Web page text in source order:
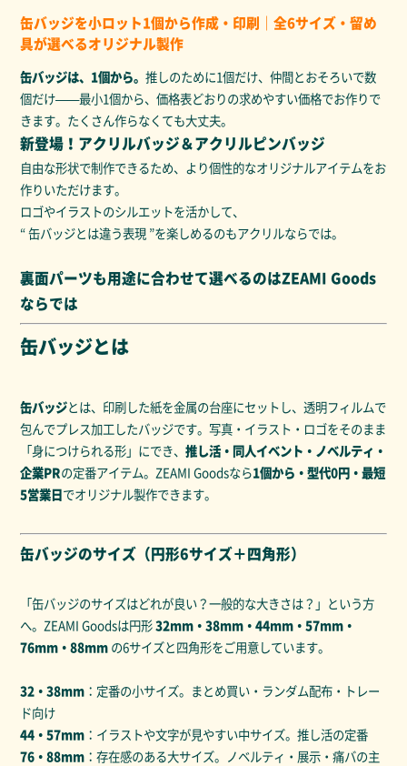
缶バッジを小ロット1個から作成・印刷｜全6サイズ・留め
具が選べるオリジナル製作
缶バッジは、1個から。推しのために1個だけ、仲間とおそろいで数
個だけ——最小1個から、価格表どおりの求めやすい価格でお作りで
きます。たくさん作らなくても大丈夫。
新登場！アクリルバッジ＆アクリルピンバッジ
自由な形状で制作できるため、より個性的なオリジナルアイテムをお
作りいただけます。
ロゴやイラストのシルエットを活かして、
“ 缶バッジとは違う表現 ”を楽しめるのもアクリルならでは。
裏面パーツも用途に合わせて選べるのはZEAMI Goods
ならでは
缶バッジとは
缶バッジとは、印刷した紙を金属の台座にセットし、透明フィルムで
包んでプレス加工したバッジです。写真・イラスト・ロゴをそのまま
「身につけられる形」にでき、推し活・同人イベント・ノベルティ・
企業PRの定番アイテム。ZEAMI Goodsなら1個から・型代0円・最短
5営業日でオリジナル製作できます。
缶バッジのサイズ（円形6サイズ＋四角形）
「缶バッジのサイズはどれが良い？一般的な大きさは？」という方
へ。ZEAMI Goodsは円形32mm・38mm・44mm・57mm・
76mm・88mm の6サイズと四角形をご用意しています。
32・38mm ：定番の小サイズ。まとめ買い・ランダム配布・トレー
ド向け
44・57mm ：イラストや文字が見やすい中サイズ。推し活の定番
76・88mm ：存在感のある大サイズ。ノベルティ・展示・痛バの主